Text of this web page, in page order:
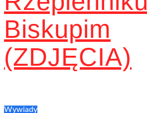
Biskupim
(ZDJĘCIA)
Wywiady